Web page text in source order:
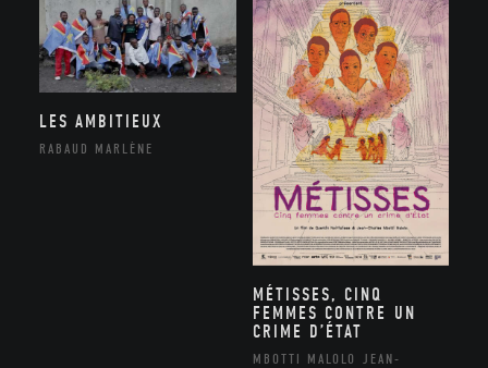
LES AMBITIEUX
RABAUD MARLÈNE
MÉTISSES, CINQ
FEMMES CONTRE UN
CRIME D’ÉTAT
MBOTTI MALOLO JEAN-